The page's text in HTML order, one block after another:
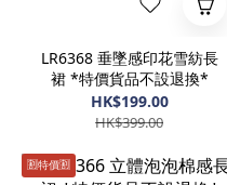
LR6368 垂墜感印花雪紡長
裙 *特價貨品不設退換*
HK$199.00
HK$399.00
🈹️特價🈹️